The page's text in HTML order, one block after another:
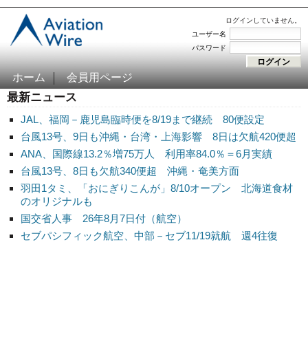
ログインしていません。
ユーザー名
パスワード
ホーム 会員用ページ
最新ニュース
JAL、福岡－鹿児島臨時便を8/19まで継続 80便設定
台風13号、9日も沖縄・台湾・上海影響 8日は欠航420便超
ANA、国際線13.2％増75万人 利用率84.0％＝6月実績
台風13号、8日も欠航340便超 沖縄・奄美方面
羽田1タミ、「おにぎりこんが」8/10オープン 北海道食材
のオリジナルも
国交省人事 26年8月7日付（航空）
セブパシフィック航空、中部－セブ11/19就航 週4往復